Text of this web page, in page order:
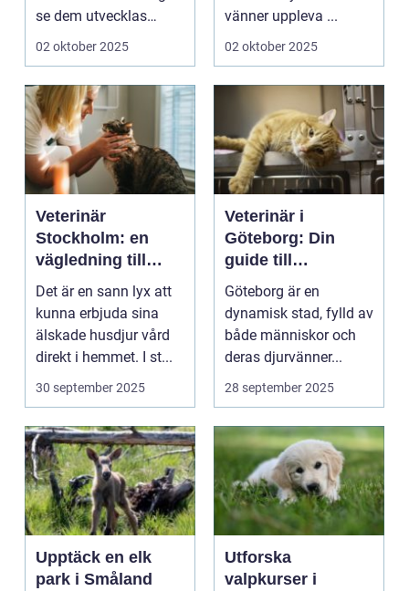
se dem utvecklas
p&a...
02 oktober 2025
vänner uppleva ...
02 oktober 2025
Veterinär
Stockholm: en
vägledning till
vård i hemmiljö
Det är en sann lyx att
kunna erbjuda sina
älskade husdjur vård
direkt i hemmet. I st...
30 september 2025
Veterinär i
Göteborg: Din
guide till
djursjukvård
Göteborg är en
dynamisk stad, fylld av
både människor och
deras djurvänner...
28 september 2025
Upptäck en elk
park i Småland
Utforska
valpkurser i